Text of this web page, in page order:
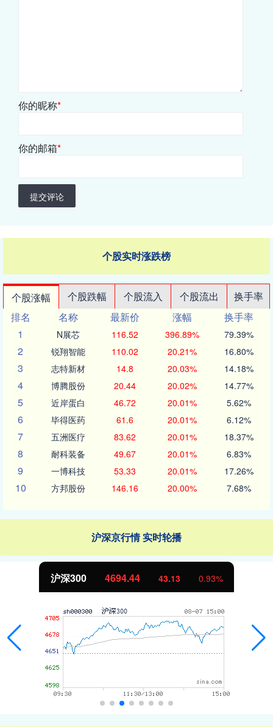
你的昵称*
你的邮箱*
提交评论
个股实时涨跌榜
个股涨幅 个股跌幅 个股流入 个股流出
换手率
排名
名称 最新价 涨幅
换手率
1
N展芯 116.52 396.89% 79.39%
2 锐翔智能 110.02 20.21% 16.80%
3 志特新材 14.8 20.03% 14.18%
4 博腾股份 20.44 20.02% 14.77%
5 近岸蛋白 46.72 20.01% 5.62%
6 毕得医药 61.6 20.01% 6.12%
7 五洲医疗 83.62 20.01% 18.37%
8 耐科装备 49.67 20.01% 6.83%
9 一博科技 53.33 20.01% 17.26%
10 方邦股份 146.16 20.00% 7.68%
沪深京行情 实时轮播
沪深300 4694.44 43.13 0.93%